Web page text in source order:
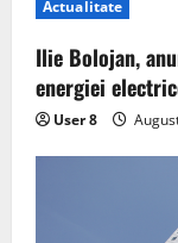
Actualitate
Ilie Bolojan,
energiei
User 8